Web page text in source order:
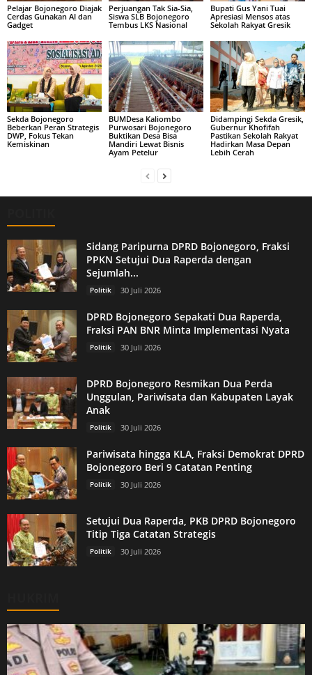
Pelajar Bojonegoro Diajak
Cerdas Gunakan AI dan
Gadget
Perjuangan Tak Sia-Sia,
Siswa SLB Bojonegoro
Tembus LKS Nasional
Bupati Gus Yani Tuai
Apresiasi Mensos atas
Sekolah Rakyat Gresik
Sekda Bojonegoro
Beberkan Peran Strategis
DWP, Fokus Tekan
Kemiskinan
BUMDesa Kaliombo
Purwosari Bojonegoro
Buktikan Desa Bisa
Mandiri Lewat Bisnis
Ayam Petelur
Didampingi Sekda Gresik,
Gubernur Khofifah
Pastikan Sekolah Rakyat
Hadirkan Masa Depan
Lebih Cerah
Sidang Paripurna DPRD Bojonegoro, Fraksi
PPKN Setujui Dua Raperda dengan
Sejumlah...
Politik 30 Juli 2026
DPRD Bojonegoro Sepakati Dua Raperda,
Fraksi PAN BNR Minta Implementasi Nyata
Politik 30 Juli 2026
DPRD Bojonegoro Resmikan Dua Perda
Unggulan, Pariwisata dan Kabupaten Layak
Anak
Politik 30 Juli 2026
Pariwisata hingga KLA, Fraksi Demokrat DPRD
Bojonegoro Beri 9 Catatan Penting
Politik 30 Juli 2026
Setujui Dua Raperda, PKB DPRD Bojonegoro
Titip Tiga Catatan Strategis
Politik 30 Juli 2026